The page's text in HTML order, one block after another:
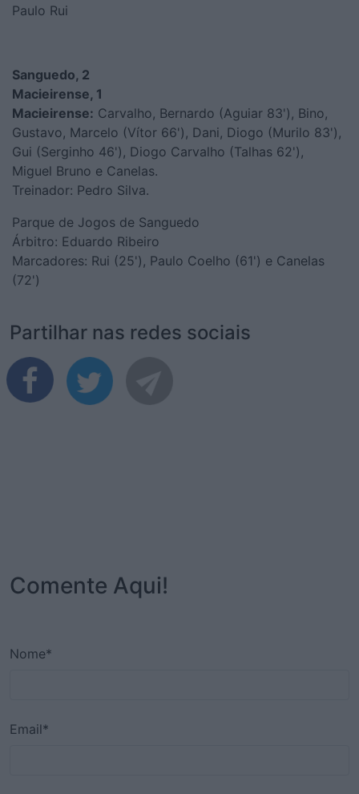
Paulo Rui
Sanguedo, 2
Macieirense, 1
Macieirense: Carvalho, Bernardo (Aguiar 83'), Bino,
Gustavo, Marcelo (Vítor 66'), Dani, Diogo (Murilo 83'),
Gui (Serginho 46'), Diogo Carvalho (Talhas 62'),
Miguel Bruno e Canelas.
Treinador: Pedro Silva.
Parque de Jogos de Sanguedo
Árbitro: Eduardo Ribeiro
Marcadores: Rui (25'), Paulo Coelho (61') e Canelas
(72')
Partilhar nas redes sociais
Comente Aqui!
Nome*
Email*